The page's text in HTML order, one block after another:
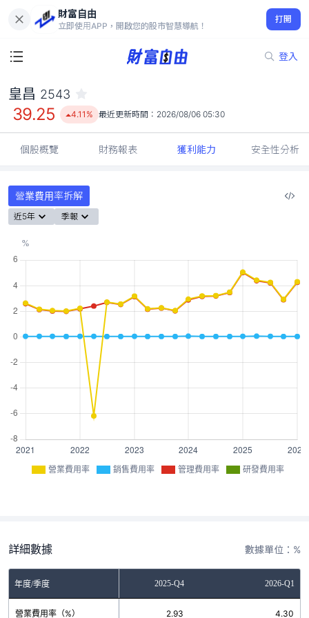
財富自由
立即使用APP，開啟您的股市智慧導航！
打開
登入
39.25
4.11%
皇昌 2543
39.25 4.11% 最近更新時間： 2026/08/06 05:30
個股概覽 財務報表 獲利能力 安全性分析
營業費用率拆解
近5年 季報
營業費用率 銷售費用率 管理費用率 研發費用率
詳細數據 數據單位：%
年度/季度2025-Q3 2025-Q4 2026-Q1
營業費用率（%）
4.25 2.93 4.30